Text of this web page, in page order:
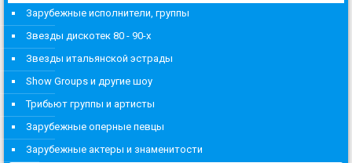
Зарубежные исполнители, группы
Звезды дискотек 80 - 90-х
Звезды итальянской эстрады
Show Groups и другие шоу
Трибьют группы и артисты
Зарубежные оперные певцы
Зарубежные актеры и знаменитости